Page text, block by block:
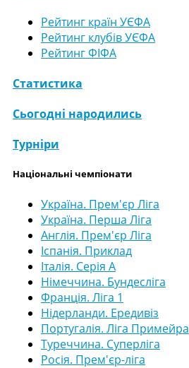
Рейтинг країн УЄФА
Рейтинг клубів УЄФА
Рейтинг ФІФА
Статистика
Сьогодні народились
Турніри
Національні чемпіонати
Україна. Прем'єр Ліга
Україна. Перша Ліга
Англія. Прем'єр Ліга
Іспанія. Приклад
Італія. Серія А
Німеччина. Бундесліга
Франція. Ліга 1
Нідерланди. Ередивіз
Португалія. Ліга Примейра
Туреччина. Суперліга
Росія. Прем'єр-ліга